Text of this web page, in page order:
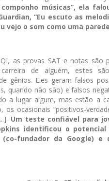
componho músicas”, ela
“Eu escuto as
vejo o som como uma
as provas SAT e notas são
de alguém, estes
gênios. Eles geram falsos
quando não são) e falsos
a lugar algum, mas estão a
os ocasionais “positivos-
Um teste confiável para
identificou o
(co-fundador da Google) e